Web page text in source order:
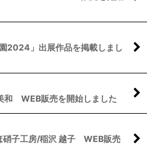
2024」出展作品を掲載しまし
和 WEB販売を開始しました
硝子工房/稲沢 越子 WEB販売